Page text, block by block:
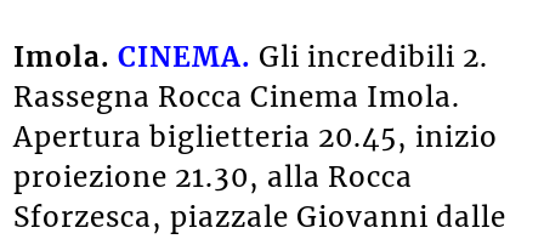
Imola.CINEMA. Gli incredibili 2.
Rassegna Rocca Cinema Imola.
Apertura biglietteria 20.45, inizio
proiezione 21.30, alla Rocca
Sforzesca, piazzale Giovanni dalle